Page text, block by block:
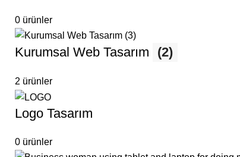
0 ürünler
Kurumsal Web Tasarım (2)
2 ürünler
Logo Tasarım
0 ürünler